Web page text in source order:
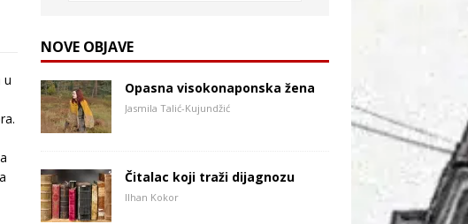
u
NOVE OBJAVE
Opasna visokonaponska žena
Jasmila Talić-Kujundžić
Čitalac koji traži dijagnozu
Ilhan Kokor